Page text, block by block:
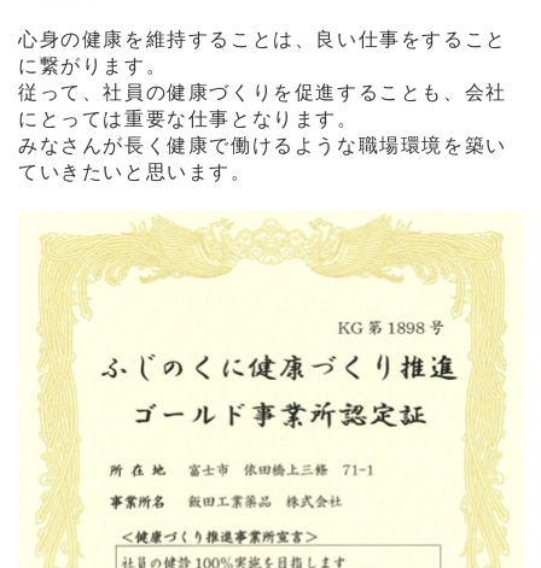
心身の健康を維持することは、良い仕事をすること
に繋がります。
従って、社員の健康づくりを促進することも、会社
にとっては重要な仕事となります。
みなさんが長く健康で働けるような職場環境を築い
ていきたいと思います。